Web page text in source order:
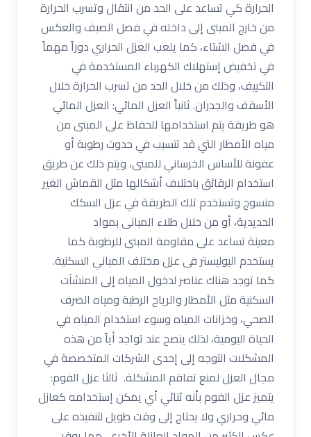
الحرارة كي تساعد على الحد من انتقال وتسرب الحرارة
من خارج المبنى إلى داخله في فصل الصيف والعكس
في فصل الشتاء، كما يلعب العزل الحراري دوراً مهماً
في تخفيض إستهلاك الكهرباء المستخدمة في
التكييف، وذلك من خلال الحد من تسرب الحرارة خلال
الأسقف والجدران. ثانياً العزل المائي: العزل المائي
هو طريقة يتم استخدامها للحفاظ على المبنى من
مياه الأمطار التي قد تتسبب في حدوث رطوبة أو
عفونة للأساس الخرساني للمبنى، ويتم ذلك عن طريق
استخدام الرقائق باختلاف أشكالها مثل القماش الغير
منسوج وتستخدم تلك الطريقة في عزل السكك
الحديدية، أو من خلال طلاء المبانى بمواد
معينة تساعد على مقاومة المبنى للرطوبة كما
يستخدم البوليستر فى عزل مختلف المباني السكنية.
كما توجد هناك عناصر لدخول المياه إلى المنشآت
السكنية مثل الأمطار والرياح الرطبة ومياه الصرف
الصحي، وخزانات المياه وسوء استخدام المياه في
الحياة اليومية، لذلك ينصح عند تواجد أياً من هذه
المشكلات التوجه إلى إحدى الشركات المتخصصة في
مجال العزل لمنع تفاقم المشكلة. ثالثا عزل الفوم:
يتميز عزل الفوم بأنه ثنائي أي يمكن إستخدامه كعازل
مائي وحراري ولا يحتاج إلى وقت طويل لتنفيذه على